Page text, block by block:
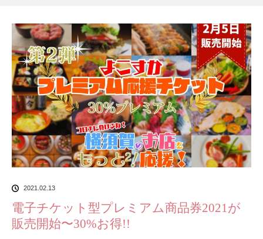
2021.02.13
電子チケット型プレミアム商品券2021が
販売開始〜30%お得!!